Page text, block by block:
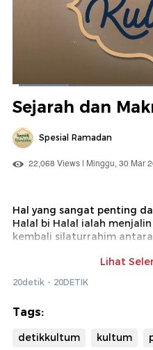
Berhenti
Hidup
Dimuat:
Sejarah dan
Spesial Ramadan
22,068 Views | Minggu, 30 Mar
Hal yang sangat penting
Halal bi Halal ialah
kembali silaturrahim
(ukhuwwah wathaniyyah),
(ukhuwwah basyariyyah).
Lihat
20detik - 20DETIK
Tags:
detikkultum kultum